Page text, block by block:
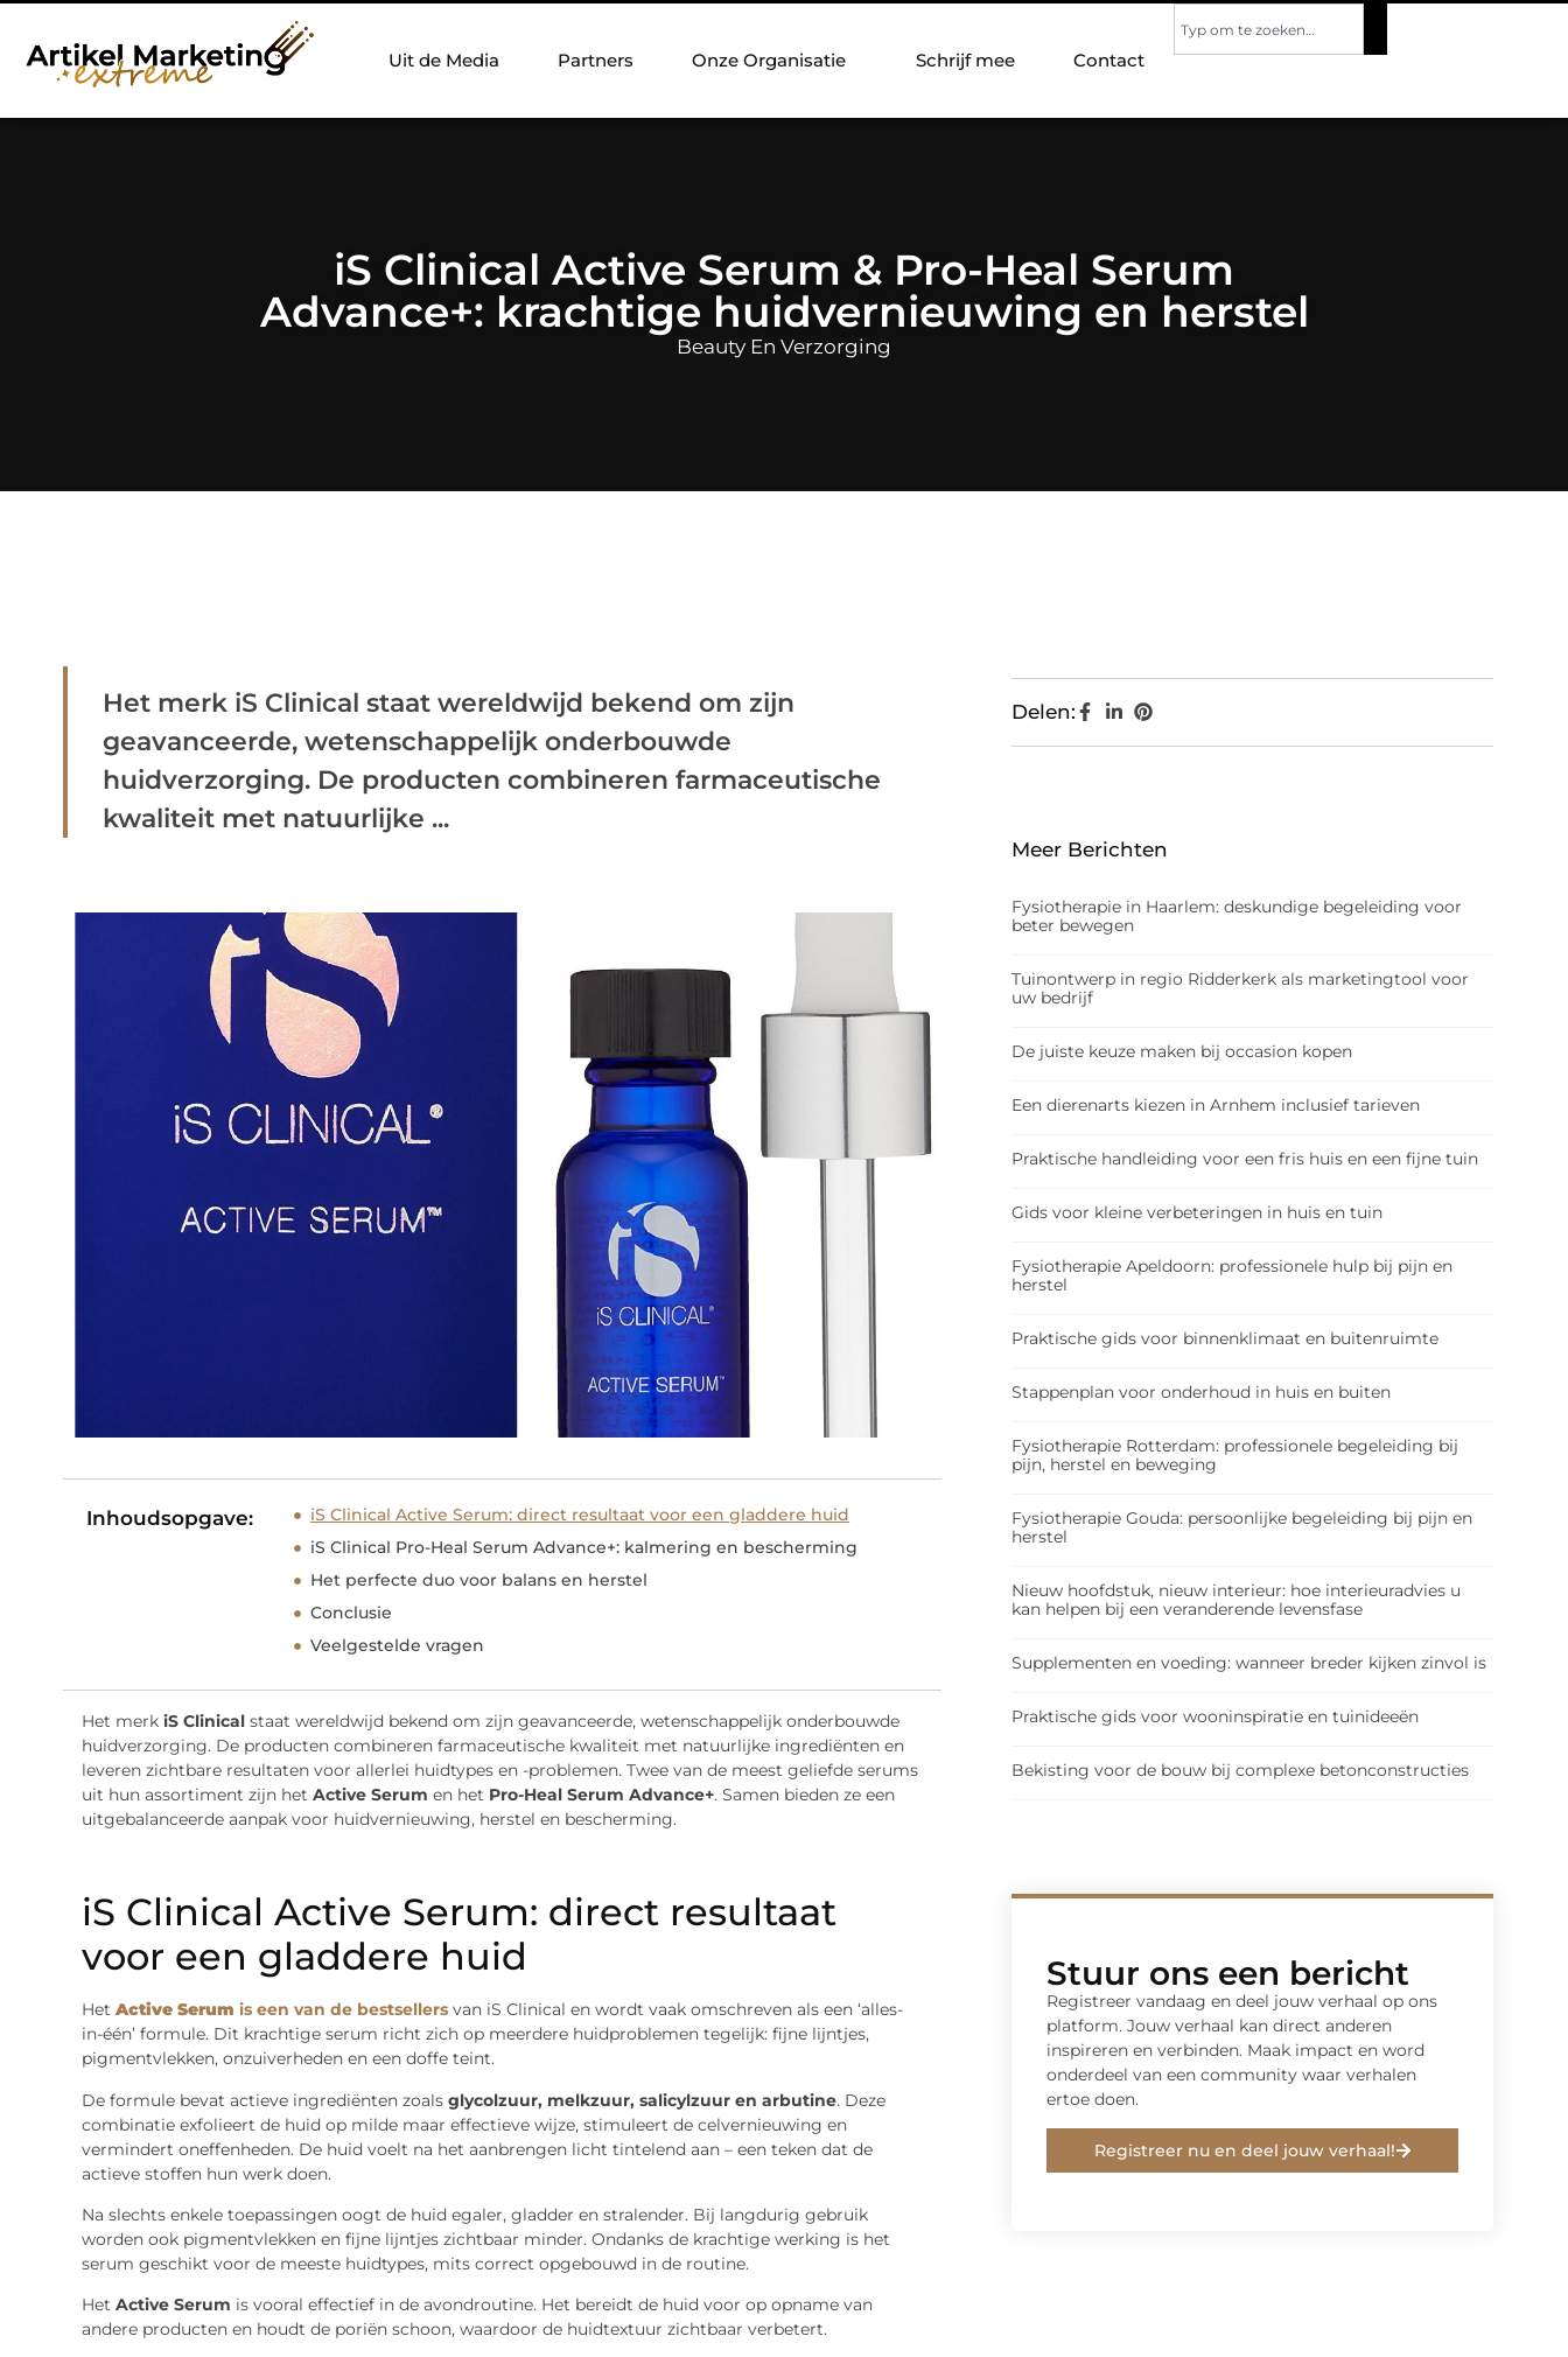
Uit de Media Partners Onze Organisatie Schrijf mee Contact
iS Clinical Active Serum & Pro-Heal Serum
Advance+: krachtige huidvernieuwing en herstel
Beauty En Verzorging
Het merk iS Clinical staat wereldwijd bekend om zijn
geavanceerde, wetenschappelijk onderbouwde
huidverzorging. De producten combineren farmaceutische
kwaliteit met natuurlijke ...
Inhoudsopgave:
iS Clinical Active Serum: direct resultaat voor een gladdere huid
iS Clinical Pro-Heal Serum Advance+: kalmering en bescherming
Het perfecte duo voor balans en herstel
Conclusie
Veelgestelde vragen
Het merk iS Clinical staat wereldwijd bekend om zijn geavanceerde, wetenschappelijk onderbouwde
huidverzorging. De producten combineren farmaceutische kwaliteit met natuurlijke ingrediënten en
leveren zichtbare resultaten voor allerlei huidtypes en -problemen. Twee van de meest geliefde serums
uit hun assortiment zijn het Active Serum en het Pro-Heal Serum Advance+. Samen bieden ze een
uitgebalanceerde aanpak voor huidvernieuwing, herstel en bescherming.
iS Clinical Active Serum: direct resultaat
voor een gladdere huid
Het Active Serum is een van de bestsellersvan iS Clinical en wordt vaak omschreven als een ‘alles-
in-één’ formule. Dit krachtige serum richt zich op meerdere huidproblemen tegelijk: fijne lijntjes,
pigmentvlekken, onzuiverheden en een doffe teint.
De formule bevat actieve ingrediënten zoals glycolzuur, melkzuur, salicylzuur en arbutine. Deze
combinatie exfolieert de huid op milde maar effectieve wijze, stimuleert de celvernieuwing en
vermindert oneffenheden. De huid voelt na het aanbrengen licht tintelend aan – een teken dat de
actieve stoffen hun werk doen.
Na slechts enkele toepassingen oogt de huid egaler, gladder en stralender. Bij langdurig gebruik
worden ook pigmentvlekken en fijne lijntjes zichtbaar minder. Ondanks de krachtige werking is het
serum geschikt voor de meeste huidtypes, mits correct opgebouwd in de routine.
Het Active Serum is vooral effectief in de avondroutine. Het bereidt de huid voor op opname van
andere producten en houdt de poriën schoon, waardoor de huidtextuur zichtbaar verbetert.
Delen:
Meer Berichten
Fysiotherapie in Haarlem: deskundige begeleiding voor
beter bewegen
Tuinontwerp in regio Ridderkerk als marketingtool voor
uw bedrijf
De juiste keuze maken bij occasion kopen
Een dierenarts kiezen in Arnhem inclusief tarieven
Praktische handleiding voor een fris huis en een fijne tuin
Gids voor kleine verbeteringen in huis en tuin
Fysiotherapie Apeldoorn: professionele hulp bij pijn en
herstel
Praktische gids voor binnenklimaat en buitenruimte
Stappenplan voor onderhoud in huis en buiten
Fysiotherapie Rotterdam: professionele begeleiding bij
pijn, herstel en beweging
Fysiotherapie Gouda: persoonlijke begeleiding bij pijn en
herstel
Nieuw hoofdstuk, nieuw interieur: hoe interieuradvies u
kan helpen bij een veranderende levensfase
Supplementen en voeding: wanneer breder kijken zinvol is
Praktische gids voor wooninspiratie en tuinideeën
Bekisting voor de bouw bij complexe betonconstructies
Stuur ons een bericht
Registreer vandaag en deel jouw verhaal op ons
platform. Jouw verhaal kan direct anderen
inspireren en verbinden. Maak impact en word
onderdeel van een community waar verhalen
ertoe doen.
Registreer nu en deel jouw verhaal!